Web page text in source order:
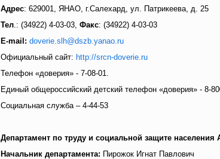
Адрес: 629001, ЯНАО, г.Салехард, ул. Патрикеева, д. 25
Тел .: (34922) 4-03-03, Факс: (34922) 4-03-03
Е-mаil: doverie.slh@dszb.yanao.ru
Официальный сайт: http://srcn-doverie.ru
Телефон «доверия» - 7-08-01.
Единый общероссийский детский телефон «доверия» - 8-
Социальная служба – 4-44-53
Департамент по труду и социальной защите
Начальник департамента: Пирожок Игнат Павлович